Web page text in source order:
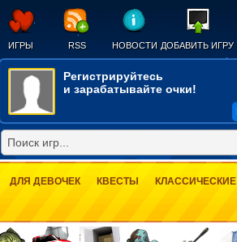
ИГРЫ RSS НОВОСТИ ДОБАВИТЬ ИГРУ
Регистрируйтесь
и зарабатывайте очки!
ДЛЯ ДЕВОЧЕК КВЕСТЫ КЛАССИЧЕСКИЕ